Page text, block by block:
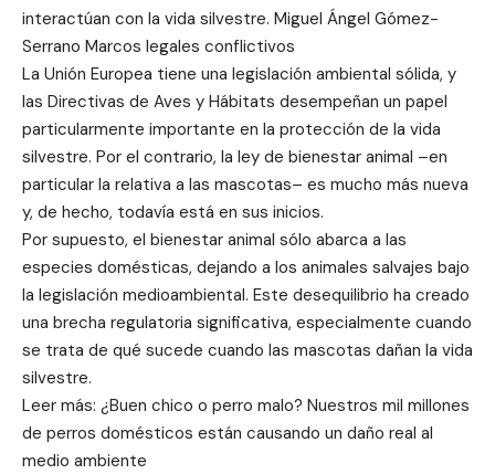
interactúan con la vida silvestre. Miguel Ángel Gómez-
Serrano Marcos legales conflictivos
La Unión Europea tiene una legislación ambiental sólida, y
las Directivas de Aves y Hábitats desempeñan un papel
particularmente importante en la protección de la vida
silvestre. Por el contrario, la ley de bienestar animal –en
particular la relativa a las mascotas– es mucho más nueva
y, de hecho, todavía está en sus inicios.
Por supuesto, el bienestar animal sólo abarca a las
especies domésticas, dejando a los animales salvajes bajo
la legislación medioambiental. Este desequilibrio ha creado
una brecha regulatoria significativa, especialmente cuando
se trata de qué sucede cuando las mascotas dañan la vida
silvestre.
Leer más: ¿Buen chico o perro malo? Nuestros mil millones
de perros domésticos están causando un daño real al
medio ambiente